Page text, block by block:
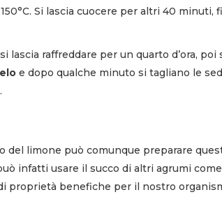
Si lascia cuocere per altri 40 minuti,
lascia raffreddare per un quarto d’ora,
e dopo qualche minuto si tagliano le
.
del limone può comunque preparare
infatti usare il succo di altri agrumi
proprietà benefiche per il nostro